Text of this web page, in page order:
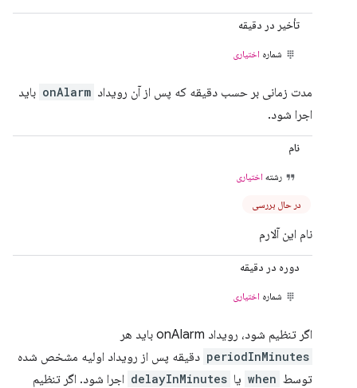
تأخیر در دقیقه
شماره اختیاری
مدت زمانی بر حسب دقیقه که پس از آن رویداد onAlarm باید
اجرا شود.
نام
رشته اختیاری
در حال بررسی
نام این آلارم
دوره در دقیقه
شماره اختیاری
اگر تنظیم شود، رویداد onAlarm باید هر
periodInMinutes دقیقه پس از رویداد اولیه مشخص شده
توسط when یا delayInMinutes اجرا شود. اگر تنظیم